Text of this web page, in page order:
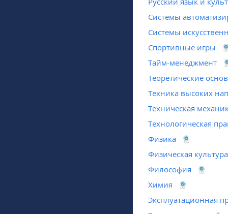
Системы
Системы
Спортивные игры
Тайм-менеджмент
Теоретические
Техника высоких
Техническая
Технологическая
Физика
Физическая
Философия
Химия
Эксплуатационная